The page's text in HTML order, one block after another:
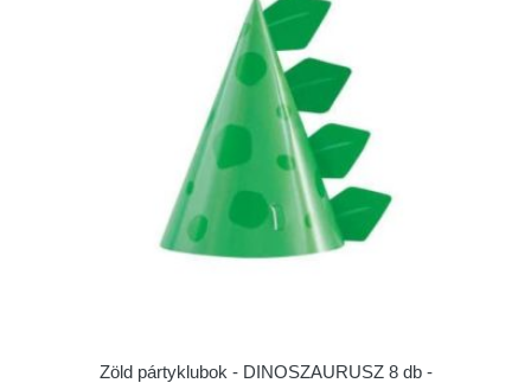
Zöld pártyklubok - DINOSZAURUSZ 8 db -